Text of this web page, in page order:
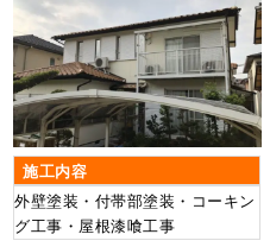
施工内容
外壁塗装・付帯部塗装・コーキン
グ工事・屋根漆喰工事